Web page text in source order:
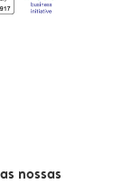
nossas